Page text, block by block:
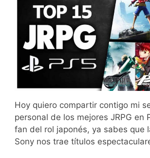
Hoy quiero compartir contigo mi
personal de los mejores JRPG en
fan del rol japonés, ya sabes que
Sony nos trae títulos